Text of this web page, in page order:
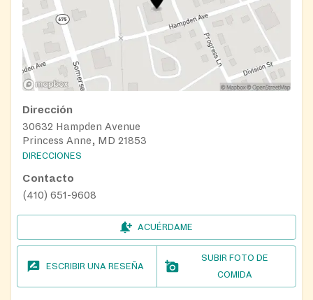
Dirección
30632 Hampden Avenue
Princess Anne, MD 21853
DIRECCIONES
Contacto
(410) 651-9608
ACUÉRDAME
ESCRIBIR UNA RESEÑA
SUBIR FOTO DE
COMIDA